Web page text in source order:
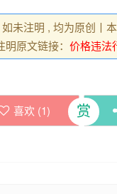
未注明 , 均为原创丨
原文链接： 价格违法
喜欢 (1) 赏